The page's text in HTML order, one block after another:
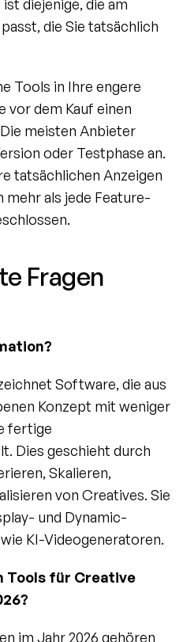
diejenige, die am
die Sie tatsächlich
Tools in Ihre engere
vor dem Kauf einen
meisten Anbieter
oder Testphase an.
tatsächlichen Anzeigen
mehr als jede Feature-
Fragen
Software, die aus
Konzept mit weniger
fertige
Dies geschieht durch
Skalieren,
von Creatives. Sie
und Dynamic-
KI-Videogeneratoren.
Tools für Creative
im Jahr 2026 gehören